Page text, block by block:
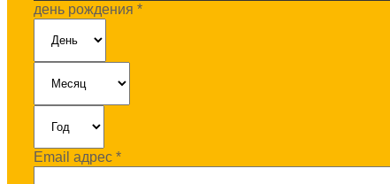
день рождения *
Email адрес *